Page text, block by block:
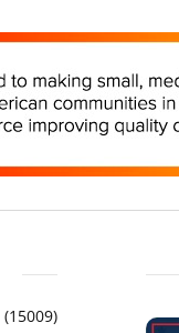
(15009)